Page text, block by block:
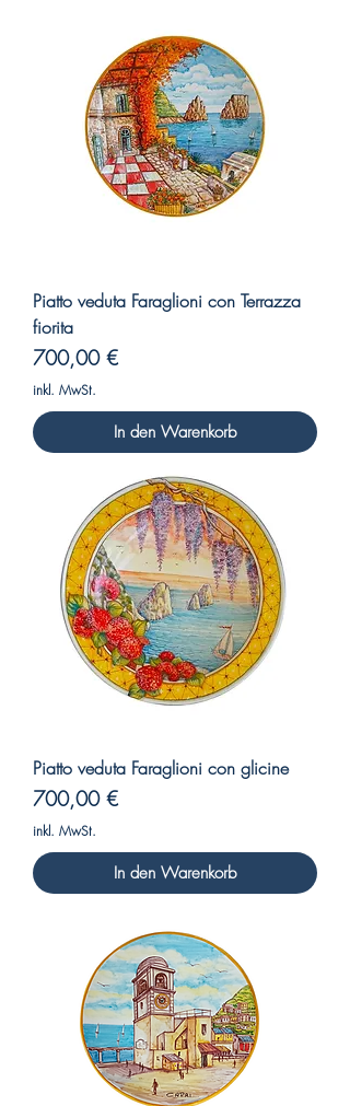
Piatto veduta Faraglioni con Terrazza
fiorita
Preis
700,00 €
inkl. MwSt.
In den Warenkorb
Piatto veduta Faraglioni con glicine
Preis
700,00 €
inkl. MwSt.
In den Warenkorb